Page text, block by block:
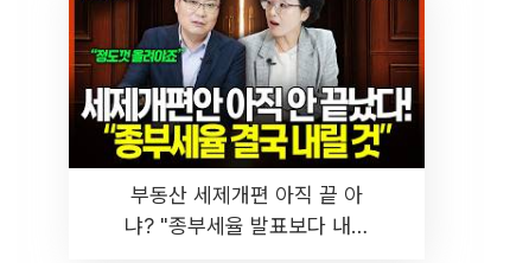
부동산 세제개편 아직 끝 아
냐? "종부세율 발표보다 내릴